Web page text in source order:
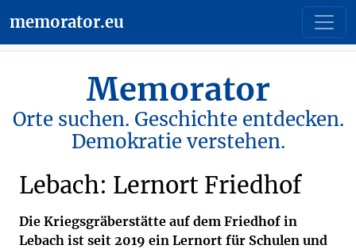
memorator.eu
Memorator
Orte suchen. Geschichte entdecken.
Demokratie verstehen.
Lebach: Lernort Friedhof
Die Kriegsgräberstätte auf dem Friedhof in
Lebach ist seit 2019 ein Lernort für Schulen und